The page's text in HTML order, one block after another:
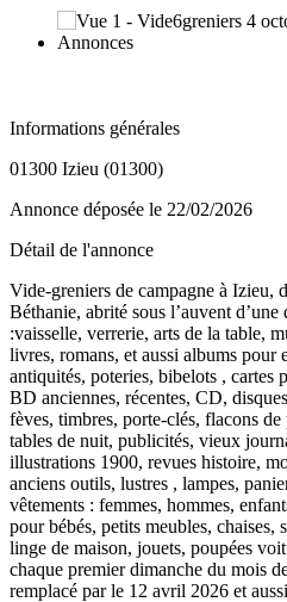
Informations générales
01300 Izieu (01300)
Annonce déposée le 22/02/2026
Détail de l'annonce
Vide-greniers de campagne à Izieu,
Béthanie, abrité sous l’auvent
:vaisselle, verrerie, arts de la table,
livres, romans, et aussi albums pour
antiquités, poteries, bibelots , cartes
BD anciennes, récentes, CD,
fèves, timbres, porte-clés, flacons
tables de nuit, publicités, vieux
illustrations 1900, revues histoire,
anciens outils, lustres , lampes,
vêtements : femmes, hommes,
pour bébés, petits meubles, chaises,
linge de maison, jouets, poupées
chaque premier dimanche du mois
remplacé par le 12 avril 2026 et